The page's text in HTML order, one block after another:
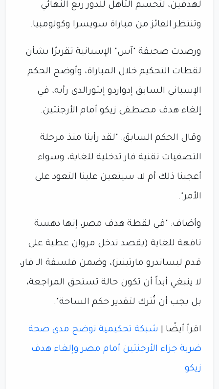
لهدفين، لتحسم التأهل للدور ربع النهائي
وتنتظر الفائز من مباراة سويسرا وكولومبيا.
ورصدت صحيفة "آس" الإسبانية تقريرًا بشأن
لقطات التحكيم خلال المباراة، وأوضح الحكم
الإسباني السابق إدواردو إيتورالدي رأيه، في
إلغاء هدف مصطفى زيكو أمام الأرجنتين.
وقال الحكم السابق: "لقد رأينا منذ مرحلة
التصفيات تقنية فار تدخلية للغاية، وسواء
أعجبنا ذلك أم لا، سيتعين علينا التعود على
الأمر".
وأضاف: "في لقطة هدف مصر، إنها دهسة
تافهة للغاية (يقصد تدخل مروان عطية على
قدم ليساندرو مارتينيز)، وضمن فلسفة الـ فار،
لا ينبغي أبداً أن تكون حالة تستحق المراجعة،
بل يجب أن تُترك لتقدير حكم الساحة".
اقرأ أيضًا | شبكة تحكيمية توضح مدى صحة
ضربة جزاء الأرجنتين أمام مصر وإلغاء هدف
زيكو